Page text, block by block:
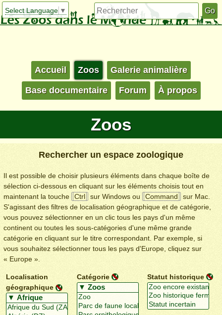
Select Language ▼
Accueil Zoos Galerie animalière
Base documentaire Forum À propos
Zoos
Rechercher un espace zoologique
Il est possible de choisir plusieurs éléments dans chaque boîte de
sélection ci-dessous en cliquant sur les éléments choisis tout en
maintenant la touche
Ctrl sur Windows ou Command
sur Mac.
S'agissant des filtres de localisation géographique et de catégorie,
vous pouvez sélectionner en un clic tous les pays d'un même
continent ou toutes les sous-catégories d'une même grande
catégorie en cliquant sur le titre correspondant. Par exemple, si
vous souhaitez sélectionner tous les pays d'Europe, cliquez sur
« Europe ».
Localisation
géographique
Catégorie Statut historique